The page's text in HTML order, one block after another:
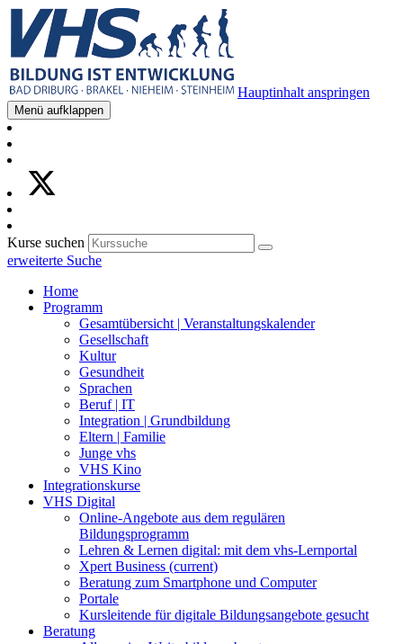
Hauptinhalt anspringen
Menü aufklappen
Kurse suchen
erweiterte Suche
Home
Programm
Gesamtübersicht | Veranstaltungskalender
Gesellschaft
Kultur
Gesundheit
Sprachen
Beruf | IT
Integration | Grundbildung
Eltern | Familie
Junge vhs
VHS Kino
Integrationskurse
VHS Digital
Online-Angebote aus dem regulären
Bildungsprogramm
Lehren & Lernen digital: mit dem vhs-Lernportal
Xpert Business (current)
Beratung zum Smartphone und Computer
Portale
Kursleitende für digitale Bildungsangebote gesucht
Beratung